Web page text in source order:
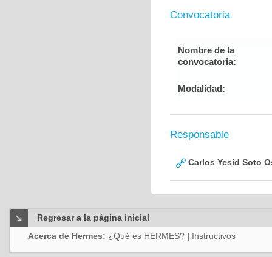
Convocatoria
Nombre de la
convocatoria:
Modalidad:
Responsable
Carlos Yesid Soto
Regresar a la página inicial
Acerca de Hermes: ¿Qué es HERMES? | Instructivos